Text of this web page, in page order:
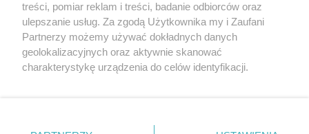
O nas
treści, pomiar reklam i treści, badanie odbiorców oraz
ulepszanie usług. Za zgodą Użytkownika my i Zaufani
Partnerzy możemy używać dokładnych danych
geolokalizacyjnych oraz aktywnie skanować
charakterystykę urządzenia do celów identyfikacji.
zmienić/wycofać klikając przycisk ustawień prywatności